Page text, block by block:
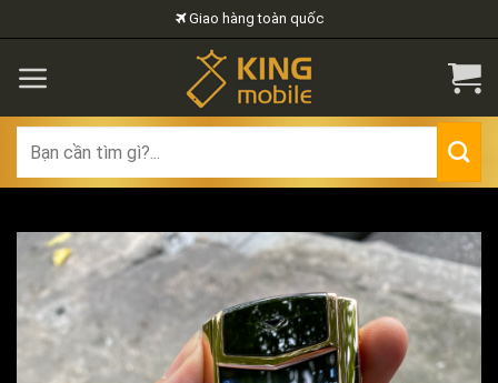
to
content
Giao hàng toàn quốc
for: